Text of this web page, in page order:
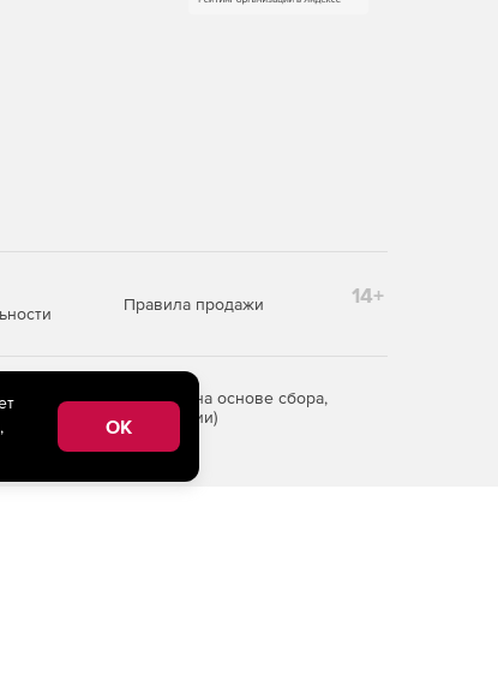
Правила продажи 14+
информации на основе сбора,
Российской Федерации)
OK